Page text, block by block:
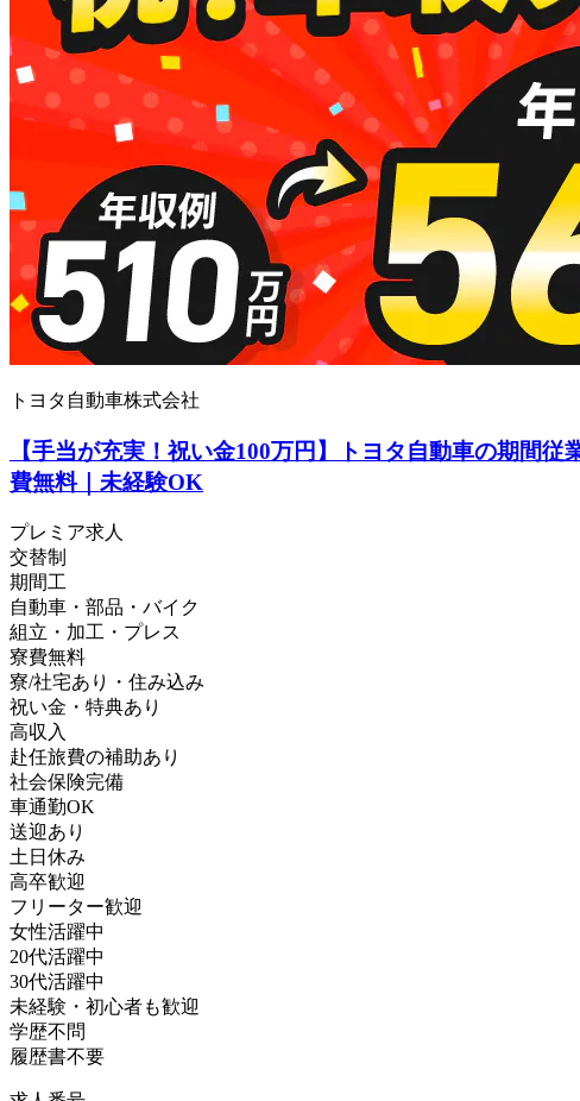
トヨタ自動車株式会社
【手当が充実！祝い金100万円】トヨタ自動車の期間
費無料｜未経験OK
プレミア求人
交替制
期間工
自動車・部品・バイク
組立・加工・プレス
寮費無料
寮/社宅あり・住み込み
祝い金・特典あり
高収入
赴任旅費の補助あり
社会保険完備
車通勤OK
送迎あり
土日休み
高卒歓迎
フリーター歓迎
女性活躍中
20代活躍中
30代活躍中
未経験・初心者も歓迎
学歴不問
履歴書不要